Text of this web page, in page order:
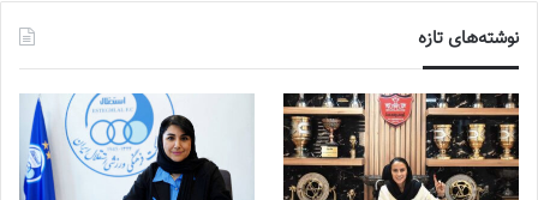
نوشته‌های تازه